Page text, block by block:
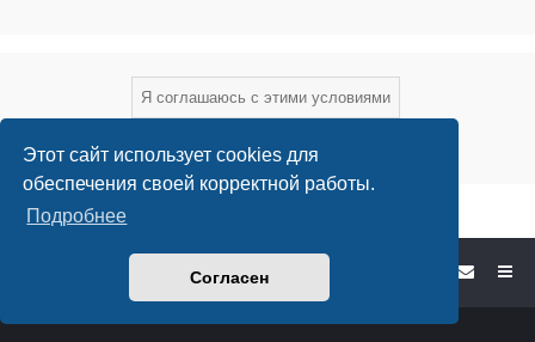
Этот сайт использует cookies для
обеспечения своей корректной работы.
Подробнее
Согласен
Форум садоводов - список форумов